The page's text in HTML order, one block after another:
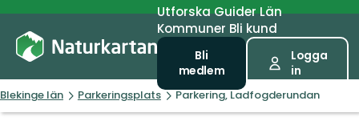
UtforskaGuiderLän
Kommuner Bli kund
Bli
medlem
Logga
in
Blekinge län Parkeringsplats Parkering, Ladfogderundan